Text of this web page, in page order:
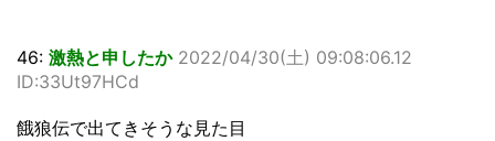
46: 激熱と申したか 2022/04/30(土) 09:08:06.12
ID:33Ut97HCd
餓狼伝で出てきそうな見た目